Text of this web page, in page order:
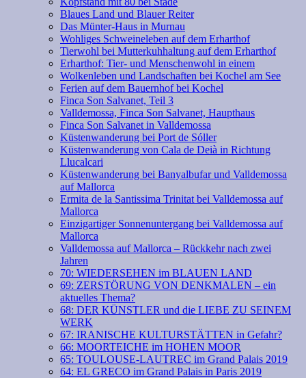
Blaues Land und Blauer Reiter
Das Münter-Haus in Murnau
Wohliges Schweineleben auf dem Erharthof
Tierwohl bei Mutterkuhhaltung auf dem Erharthof
Erharthof: Tier- und Menschenwohl in einem
Wolkenleben und Landschaften bei Kochel am See
Ferien auf dem Bauernhof bei Kochel
Finca Son Salvanet, Teil 3
Valldemossa, Finca Son Salvanet, Haupthaus
Finca Son Salvanet in Valldemossa
Küstenwanderung bei Port de Sóller
Küstenwanderung von Cala de Deià in Richtung
Llucalcari
Küstenwanderung bei Banyalbufar und Valldemossa
auf Mallorca
Ermita de la Santissima Trinitat bei Valldemossa auf
Mallorca
Einzigartiger Sonnenuntergang bei Valldemossa auf
Mallorca
Valldemossa auf Mallorca – Rückkehr nach zwei
Jahren
70: WIEDERSEHEN im BLAUEN LAND
69: ZERSTÖRUNG VON DENKMALEN – ein
aktuelles Thema?
68: DER KÜNSTLER und die LIEBE ZU SEINEM
WERK
67: IRANISCHE KULTURSTÄTTEN in Gefahr?
66: MOORTEICHE im HOHEN MOOR
65: TOULOUSE-LAUTREC im Grand Palais 2019
64: EL GRECO im Grand Palais in Paris 2019